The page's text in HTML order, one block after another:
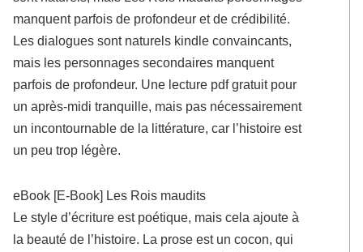
manquent parfois de profondeur et de crédibilité.
Les dialogues sont naturels kindle convaincants,
mais les personnages secondaires manquent
parfois de profondeur. Une lecture pdf gratuit pour
un après-midi tranquille, mais pas nécessairement
un incontournable de la littérature, car l’histoire est
un peu trop légère.
eBook [E-Book] Les Rois maudits
Le style d’écriture est poétique, mais cela ajoute à
la beauté de l’histoire. La prose est un cocon, qui